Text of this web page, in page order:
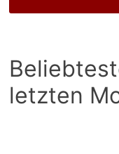
letzten